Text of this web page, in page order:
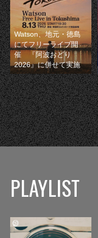
Watson、地元・徳島
にてフリーライブ開
催 『阿波おどり
2026』に併せて実施
PLAYLIST